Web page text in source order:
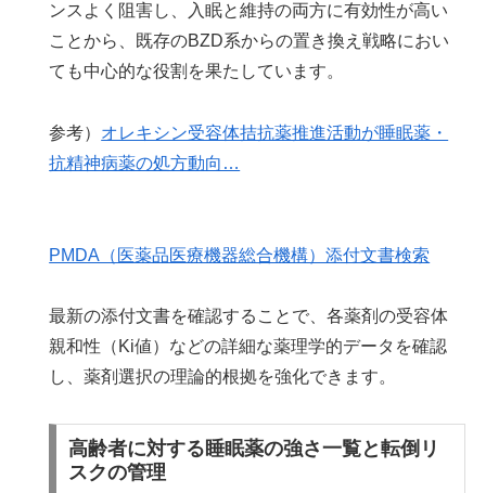
ンスよく阻害し、入眠と維持の両方に有効性が高い
ことから、既存のBZD系からの置き換え戦略におい
ても中心的な役割を果たしています。
参考） オレキシン受容体拮抗薬推進活動が睡眠薬・
抗精神病薬の処方動向…
PMDA（医薬品医療機器総合機構）添付文書検索
最新の添付文書を確認することで、各薬剤の受容体
親和性（Ki値）などの詳細な薬理学的データを確認
し、薬剤選択の理論的根拠を強化できます。
高齢者に対する睡眠薬の強さ一覧と転倒リ
スクの管理